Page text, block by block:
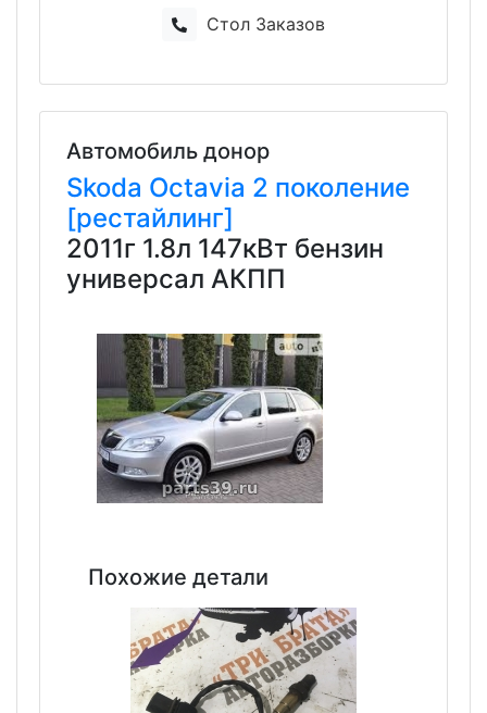
Стол Заказов
Автомобиль донор
Skoda Octavia 2 поколение
[рестайлинг]
2011г 1.8л 147кВт бензин
универсал АКПП
Похожие детали